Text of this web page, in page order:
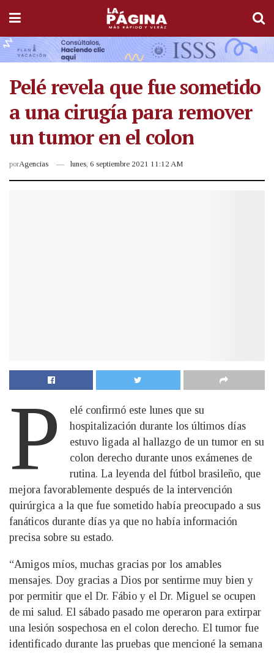
Pelé revela que fue sometido
a una cirugía para remover
un tumor en el colon
porAgencias lunes, 6 septiembre 2021 11:12 AM
P
elé confirmó este lunes que su
hospitalización durante los últimos días
estuvo ligada al hallazgo de un tumor en su
colon derecho durante unos exámenes de
rutina. La leyenda del fútbol brasileño, que
mejora favorablemente después de la intervención
quirúrgica a la que fue sometido había preocupado a sus
fanáticos durante días ya que no había información
precisa sobre su estado.
“Amigos míos, muchas gracias por los amables
mensajes. Doy gracias a Dios por sentirme muy bien y
por permitir que el Dr. Fábio y el Dr. Miguel se ocupen
de mi salud. El sábado pasado me operaron para extirpar
una lesión sospechosa en el colon derecho. El tumor fue
identificado durante las pruebas que mencioné la semana